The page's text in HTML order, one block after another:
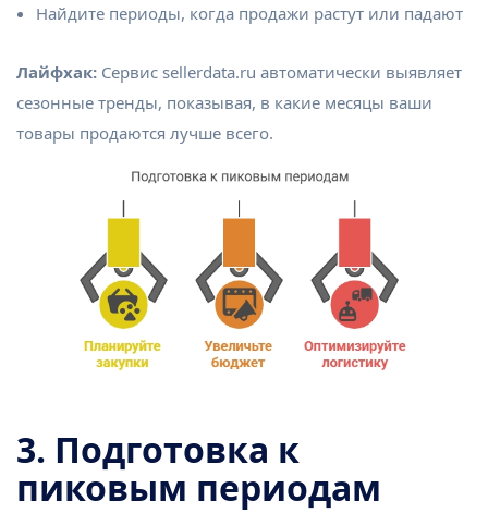
Найдите периоды, когда продажи растут или падают
Лайфхак: Сервис sellerdata.ru автоматически выявляет
сезонные тренды, показывая, в какие месяцы ваши
товары продаются лучше всего.
3. Подготовка к
пиковым периодам